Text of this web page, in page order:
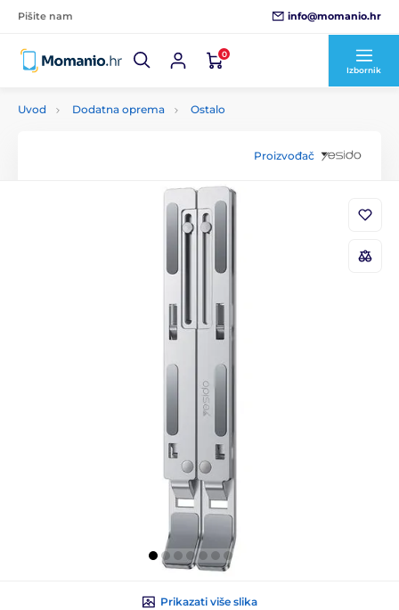
Pišite nam info@momanio.hr
0
Izbornik
Uvod Dodatna oprema Ostalo
Proizvođač
Prikazati više slika